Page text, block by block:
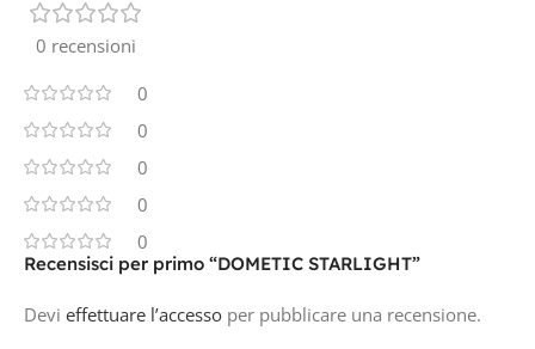
0 recensioni
0
0
0
0
0
Recensisci per primo “DOMETIC STARLIGHT”
Devi effettuare l’accesso per pubblicare una recensione.